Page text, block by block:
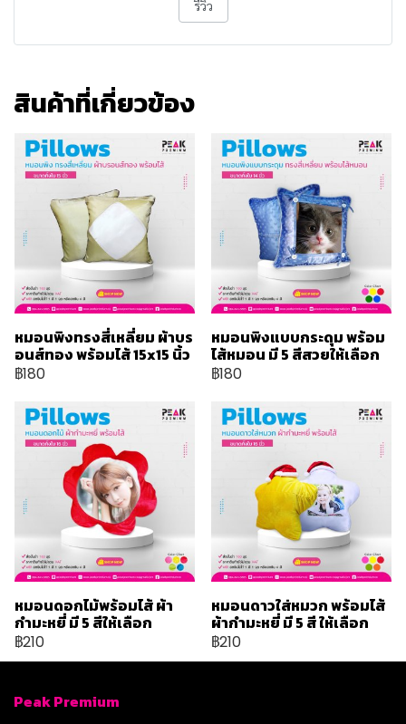
รีวิว
สินค้าที่เกี่ยวข้อง
หมอนพิงทรงสี่เหลี่ยม ผ้าบร
อนส์ทอง พร้อมไส้ 15x15 นิ้ว
฿180
หมอนพิงแบบกระดุม พร้อม
ไส้หมอน มี 5 สีสวยให้เลือก
฿180
หมอนดอกไม้พร้อมไส้ ผ้า
กำมะหยี่ มี 5 สีให้เลือก
฿210
หมอนดาวใส่หมวก พร้อมไส้
ผ้ากำมะหยี่ มี 5 สี ให้เลือก
฿210
Peak Premium